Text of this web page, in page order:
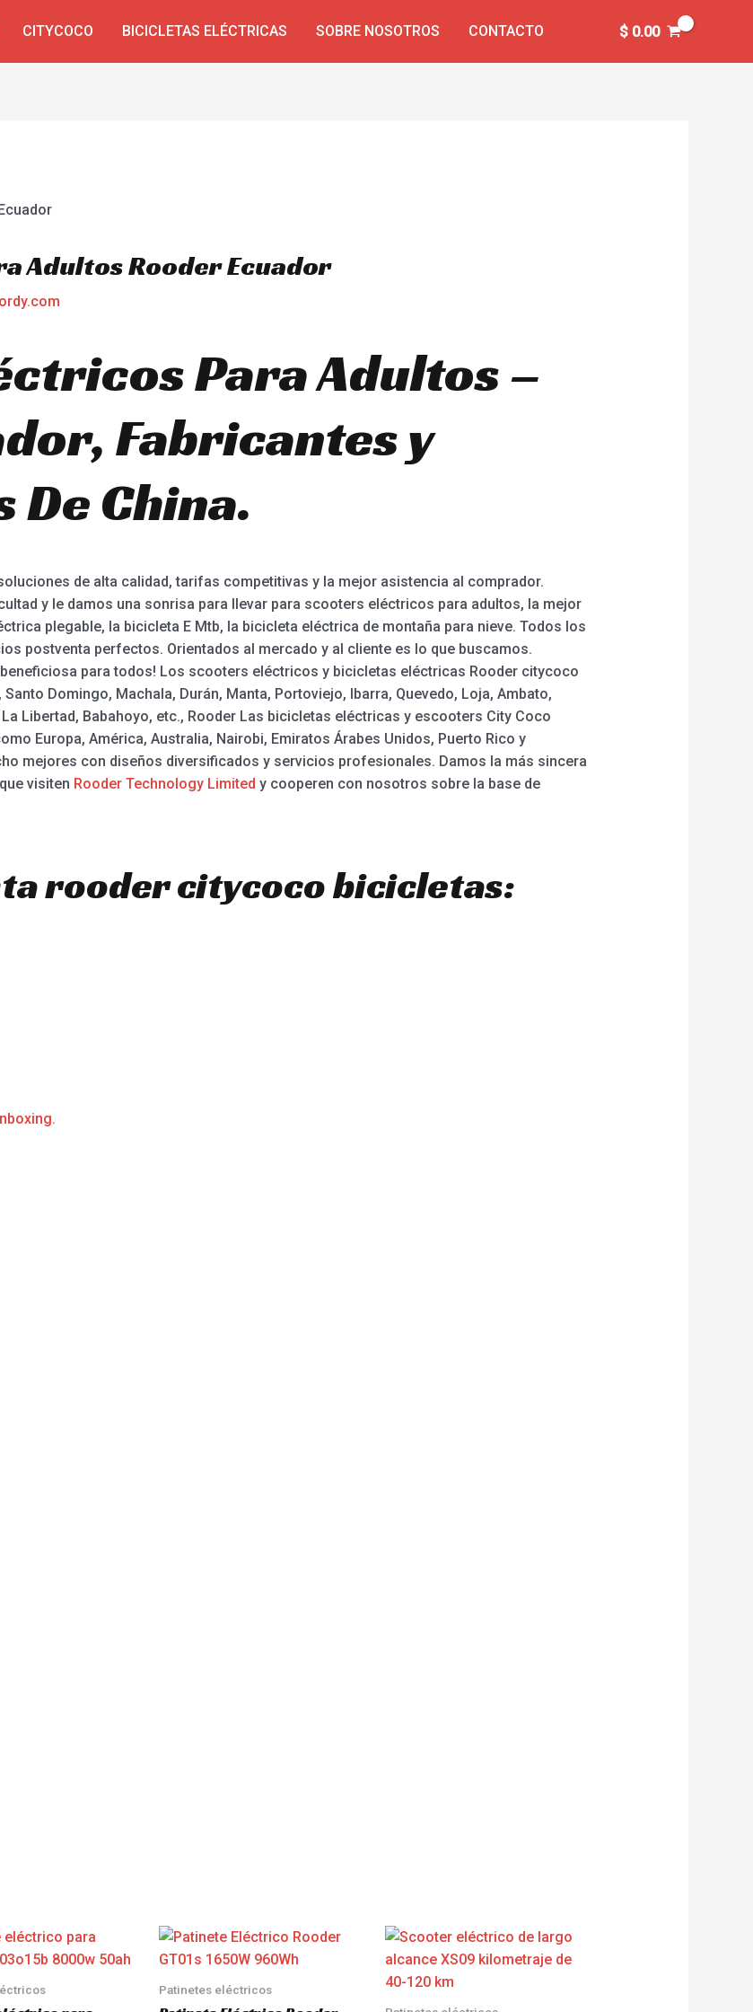
CITYCOCO BICICLETAS ELÉCTRICAS SOBRE NOSOTROS CONTACTO $0.00
Adultos Rooder Ecuador
Para Adultos –
Fabricantes y
China.
de alta calidad, tarifas competitivas y la mejor asistencia al comprador.
y le damos una sonrisa para llevar para scooters eléctricos para adultos, la mejor
plegable, la bicicleta E Mtb, la bicicleta eléctrica de montaña para nieve. Todos los
postventa perfectos. Orientados al mercado y al cliente es lo que buscamos.
para todos! Los scooters eléctricos y bicicletas eléctricas Rooder citycoco
Domingo, Machala, Durán, Manta, Portoviejo, Ibarra, Quevedo, Loja, Ambato,
Libertad, Babahoyo, etc., Rooder Las bicicletas eléctricas y escooters City Coco
Europa, América, Australia, Nairobi, Emiratos Árabes Unidos, Puerto Rico y
mejores con diseños diversificados y servicios profesionales. Damos la más sincera
visiten Rooder Technology Limited y cooperen con nosotros sobre la base de
rooder citycoco bicicletas:
Patinetes eléctricos